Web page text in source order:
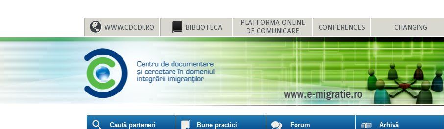
WWW.CDCDI.RO BIBLIOTECA DE COMUNICARE CONFERENCES
MIGRATION POLICIES
Caută parteneri Bune practici Forum Arhivă